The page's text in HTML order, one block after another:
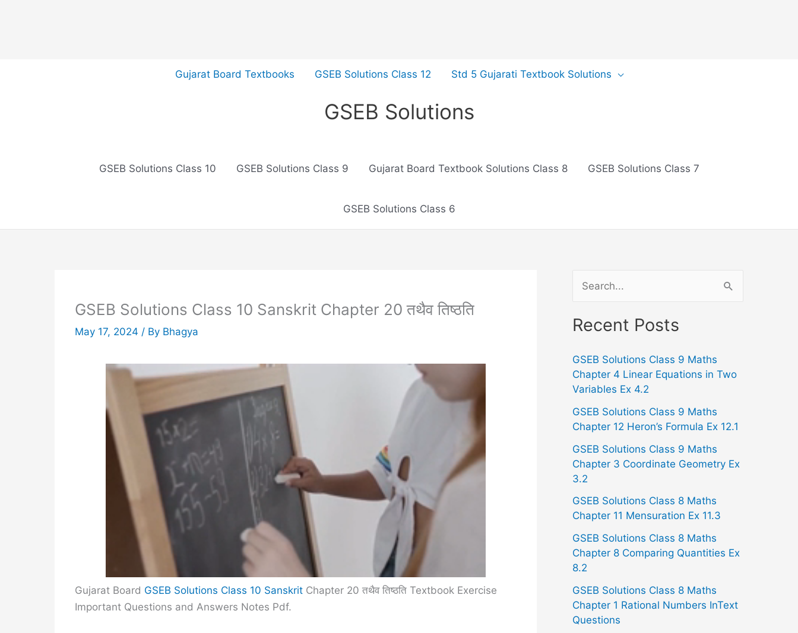
Gujarat Board Textbooks GSEB Solutions Class 12 Std 5 Gujarati Textbook Solutions
GSEB Solutions
GSEB Solutions Class 10 GSEB Solutions Class 9 Gujarat Board Textbook Solutions Class 8 GSEB Solutions Class 7
GSEB Solutions Class 6
GSEB Solutions Class 10 Sanskrit Chapter 20 तथैव तिष्ठति
May 17, 2024 / By Bhagya
Gujarat Board GSEB Solutions Class 10 Sanskrit Chapter 20 तथैव तिष्ठति Textbook Exercise
Important Questions and Answers Notes Pdf.
a
c
h
o
:
Recent Posts
GSEB Solutions Class 9 Maths
Chapter 4 Linear Equations in Two
Variables Ex 4.2
GSEB Solutions Class 9 Maths
Chapter 12 Heron’s Formula Ex 12.1
GSEB Solutions Class 9 Maths
Chapter 3 Coordinate Geometry Ex
3.2
GSEB Solutions Class 8 Maths
Chapter 11 Mensuration Ex 11.3
GSEB Solutions Class 8 Maths
Chapter 8 Comparing Quantities Ex
8.2
GSEB Solutions Class 8 Maths
Chapter 1 Rational Numbers InText
Questions